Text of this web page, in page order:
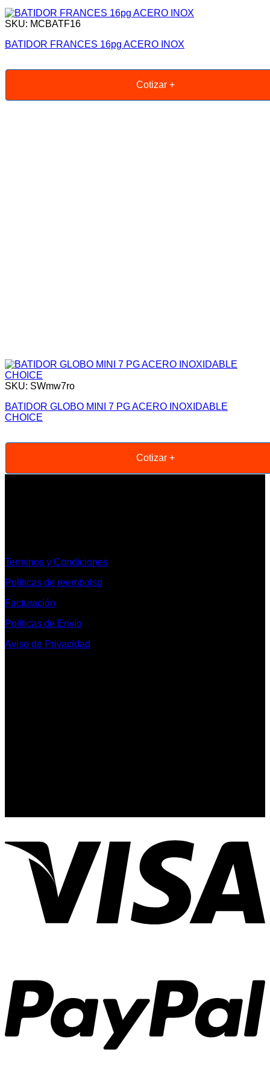
SKU: MCBATF16
BATIDOR FRANCES 16pg ACERO INOX
Cotizar +
SKU: SWmw7ro
BATIDOR GLOBO MINI 7 PG ACERO INOXIDABLE
CHOICE
Cotizar +
Terminos y Condiciones
Políticas de reembolso
Facturación
Políticas de Envío
Aviso de Privacidad